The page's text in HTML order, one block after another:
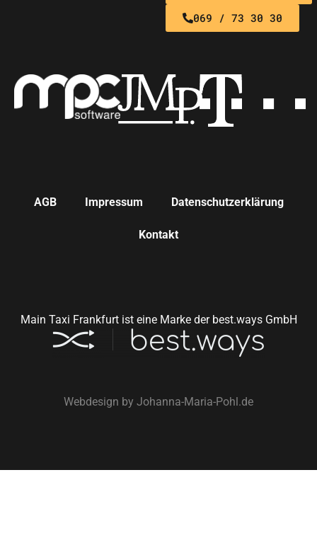
069 / 73 30 30
AGB Impressum Datenschutzerklärung
Kontakt
Main Taxi Frankfurt ist eine Marke der best.ways GmbH
Webdesign by Johanna-Maria-Pohl.de